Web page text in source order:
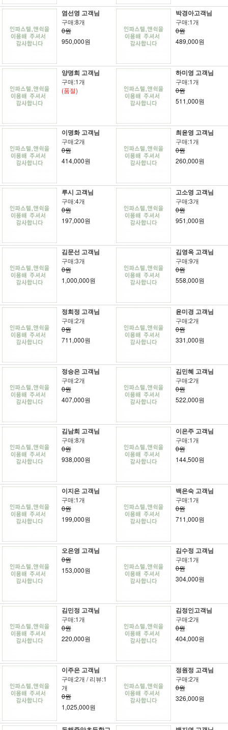
염선영 고객님
구매:8개
0원
950,000원
박경아고객님
구매:1개
0원
489,000원
양명희 고객님
구매:1개
(품절)
하미영 고객님
구매:1개
0원
511,000원
이명화 고객님
구매:2개
0원
414,000원
최윤영 고객님
구매:1개
0원
260,000원
루시 고객님
구매:4개
0원
197,000원
고소영 고객님
구매:3개
0원
951,000원
김문선 고객님
구매:3개
0원
1,000,000원
김영옥 고객님
구매:9개
0원
558,000원
정희정 고객님
구매:2개
0원
711,000원
윤미경 고객님
구매:2개
0원
331,000원
정승은 고객님
구매:2개
0원
407,000원
김민혜 고객님
구매:2개
0원
522,000원
김남희 고객님
구매:8개
0원
938,000원
이은주 고객님
구매:1개
0원
144,500원
이지은 고객님
구매:1개
0원
199,000원
백은숙 고객님
구매:1개
0원
711,000원
오은영 고객님
0원
153,000원
김수정 고객님
구매:1개
0원
304,000원
김민정 고객님
구매:1개
0원
220,000원
김정인고객님
구매:2개
0원
404,000원
이주은 고객님
구매:2개 / 리뷰:1
개
0원
1,025,000원
정원정 고객님
구매:2개
0원
326,000원